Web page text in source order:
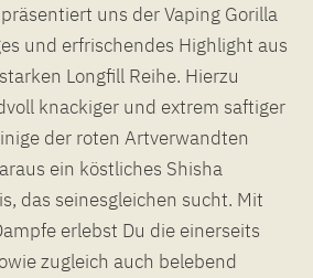
uns der Vaping Gorilla
und erfrischendes Highlight aus
Longfill Reihe. Hierzu
knackiger und extrem saftiger
der roten Artverwandten
ein köstliches Shisha
das seinesgleichen sucht. Mit
erlebst Du die einerseits
zugleich auch belebend